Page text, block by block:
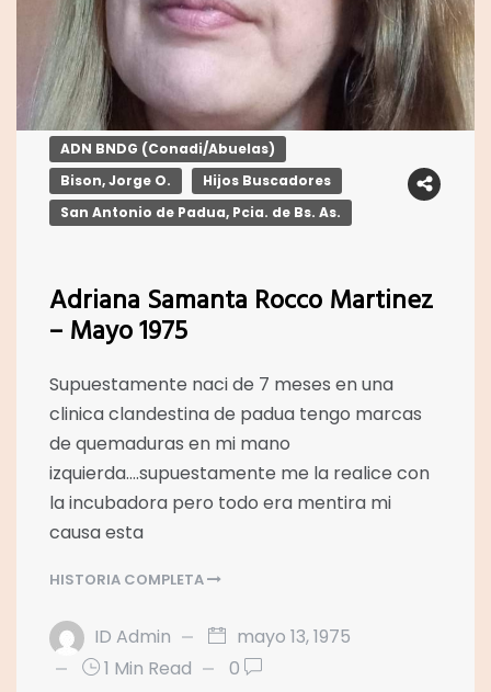
ADN BNDG (Conadi/Abuelas)
Bison, Jorge O.
Hijos Buscadores
San Antonio de Padua, Pcia. de Bs. As.
Adriana Samanta Rocco Martinez
– Mayo 1975
Supuestamente naci de 7 meses en una
clinica clandestina de padua tengo marcas
de quemaduras en mi mano
izquierda….supuestamente me la realice con
la incubadora pero todo era mentira mi
causa esta
HISTORIA COMPLETA
ID Admin
mayo 13, 1975
1 Min Read
0